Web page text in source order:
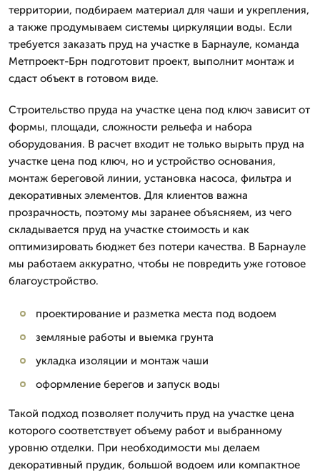
территории, подбираем материал для чаши и укрепления,
а также продумываем системы циркуляции воды. Если
требуется заказать пруд на участке в Барнауле, команда
Метпроект-Брн подготовит проект, выполнит монтаж и
сдаст объект в готовом виде.
Строительство пруда на участке цена под ключ зависит от
формы, площади, сложности рельефа и набора
оборудования. В расчет входит не только вырыть пруд на
участке цена под ключ, но и устройство основания,
монтаж береговой линии, установка насоса, фильтра и
декоративных элементов. Для клиентов важна
прозрачность, поэтому мы заранее объясняем, из чего
складывается пруд на участке стоимость и как
оптимизировать бюджет без потери качества. В Барнауле
мы работаем аккуратно, чтобы не повредить уже готовое
благоустройство.
проектирование и разметка места под водоем
земляные работы и выемка грунта
укладка изоляции и монтаж чаши
оформление берегов и запуск воды
Такой подход позволяет получить пруд на участке цена
которого соответствует объему работ и выбранному
уровню отделки. При необходимости мы делаем
декоративный прудик, большой водоем или компактное